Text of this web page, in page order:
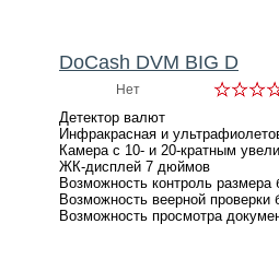
DoCash DVM BIG D
Нет
Детектор валют
Инфракрасная и
Камера с 10- и 20-кратным
ЖК-дисплей 7 дюймов
Возможность контроль размера
Возможность веерной проверки
Возможность просмотра